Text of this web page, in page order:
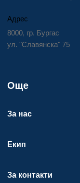
Адрес
8000, гр. Бургас
ул. "Славянска" 75
Още
За нас
Екип
За контакти